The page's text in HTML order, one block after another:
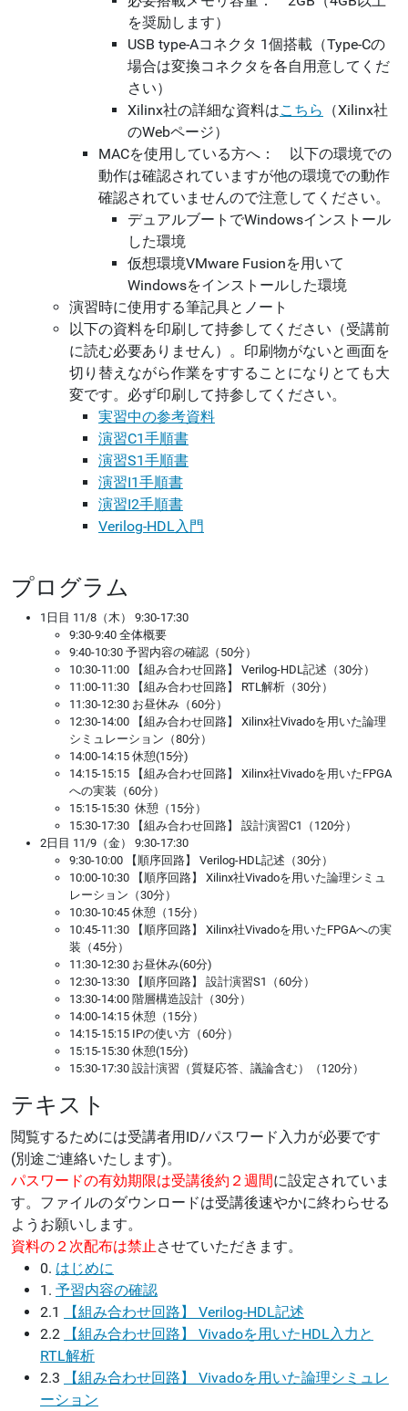
を奨励します）
USB type-Aコネクタ 1個搭載（Type-Cの
場合は変換コネクタを各自用意してくだ
さい）
Xilinx社の詳細な資料はこちら
（Xilinx社
のWebページ）
MACを使用している方へ： 以下の環境での
動作は確認されていますが他の環境での動作
確認されていませんので注意してください。
デュアルブートでWindowsインストール
した環境
仮想環境VMware Fusionを用いて
Windowsをインストールした環境
演習時に使用する筆記具とノート
以下の資料を印刷して持参してください（受講前
に読む必要ありません）。印刷物がないと画面を
切り替えながら作業をすすることになりとても大
変です。必ず印刷して持参してください。
実習中の参考資料
演習C1手順書
演習S1手順書
演習I1手順書
演習I2手順書
Verilog-HDL入門
プログラム
1日目 11/8（木） 9:30-17:30
9:30-9:40 全体概要
9:40-10:30 予習内容の確認（50分）
10:30-11:00 【組み合わせ回路】 Verilog-HDL記述（30分）
11:00-11:30 【組み合わせ回路】 RTL解析（30分）
11:30-12:30 お昼休み（60分）
12:30-14:00 【組み合わせ回路】 Xilinx社Vivadoを用いた論理
シミュレーション（80分）
14:00-14:15 休憩(15分)
14:15-15:15 【組み合わせ回路】 Xilinx社Vivadoを用いたFPGA
への実装（60分）
15:15-15:30 休憩（15分）
15:30-17:30 【組み合わせ回路】 設計演習C1（120分）
2日目 11/9（金） 9:30-17:30
9:30-10:00 【順序回路】 Verilog-HDL記述（30分）
10:00-10:30 【順序回路】 Xilinx社Vivadoを用いた論理シミュ
レーション（30分）
10:30-10:45 休憩（15分）
10:45-11:30 【順序回路】 Xilinx社Vivadoを用いたFPGAへの実
装（45分）
11:30-12:30 お昼休み(60分)
12:30-13:30 【順序回路】 設計演習S1（60分）
13:30-14:00 階層構造設計（30分）
14:00-14:15 休憩（15分）
14:15-15:15 IPの使い方（60分）
15:15-15:30 休憩(15分)
15:30-17:30 設計演習（質疑応答、議論含む）（120分）
テキスト
閲覧するためには受講者用ID/パスワード入力が必要です
(別途ご連絡いたします)。
パスワードの有効期限は受講後約２週間に設定されていま
す。ファイルのダウンロードは受講後速やかに終わらせる
ようお願いします。
資料の２次配布は禁止 させていただきます。
0. はじめに
1. 予習内容の確認
2.1
【組み合わせ回路】 Verilog-HDL記述
2.2
【組み合わせ回路】 Vivadoを用いたHDL入力と
RTL解析
2.3
【組み合わせ回路】 Vivadoを用いた論理シミュレ
ーション